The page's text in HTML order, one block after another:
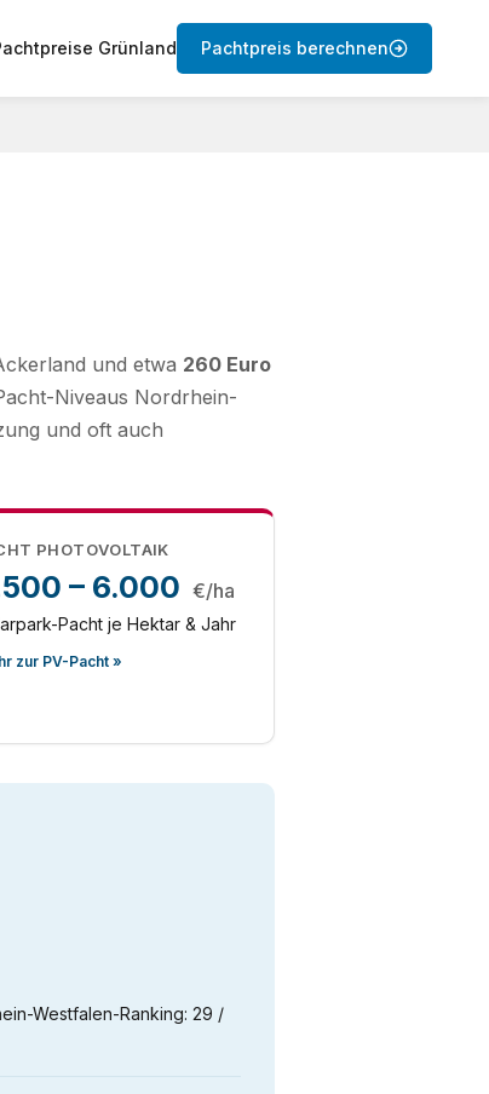
Grünland Pachtpreis berechnen
und etwa 260 Euro
Niveaus Nordrhein-
und oft auch
PHOTOVOLTAIK
– 6.000 €/ha
Pacht je Hektar & Jahr
zur PV-Pacht »
Westfalen-Ranking: 29 /